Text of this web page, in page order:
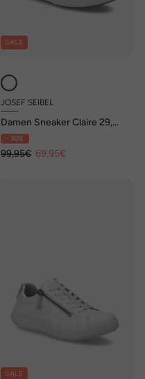
SALE
JOSEF SEIBEL
Damen Sneaker Claire 29,
weiss
- 30%
99,95€ 69,95€
SALE